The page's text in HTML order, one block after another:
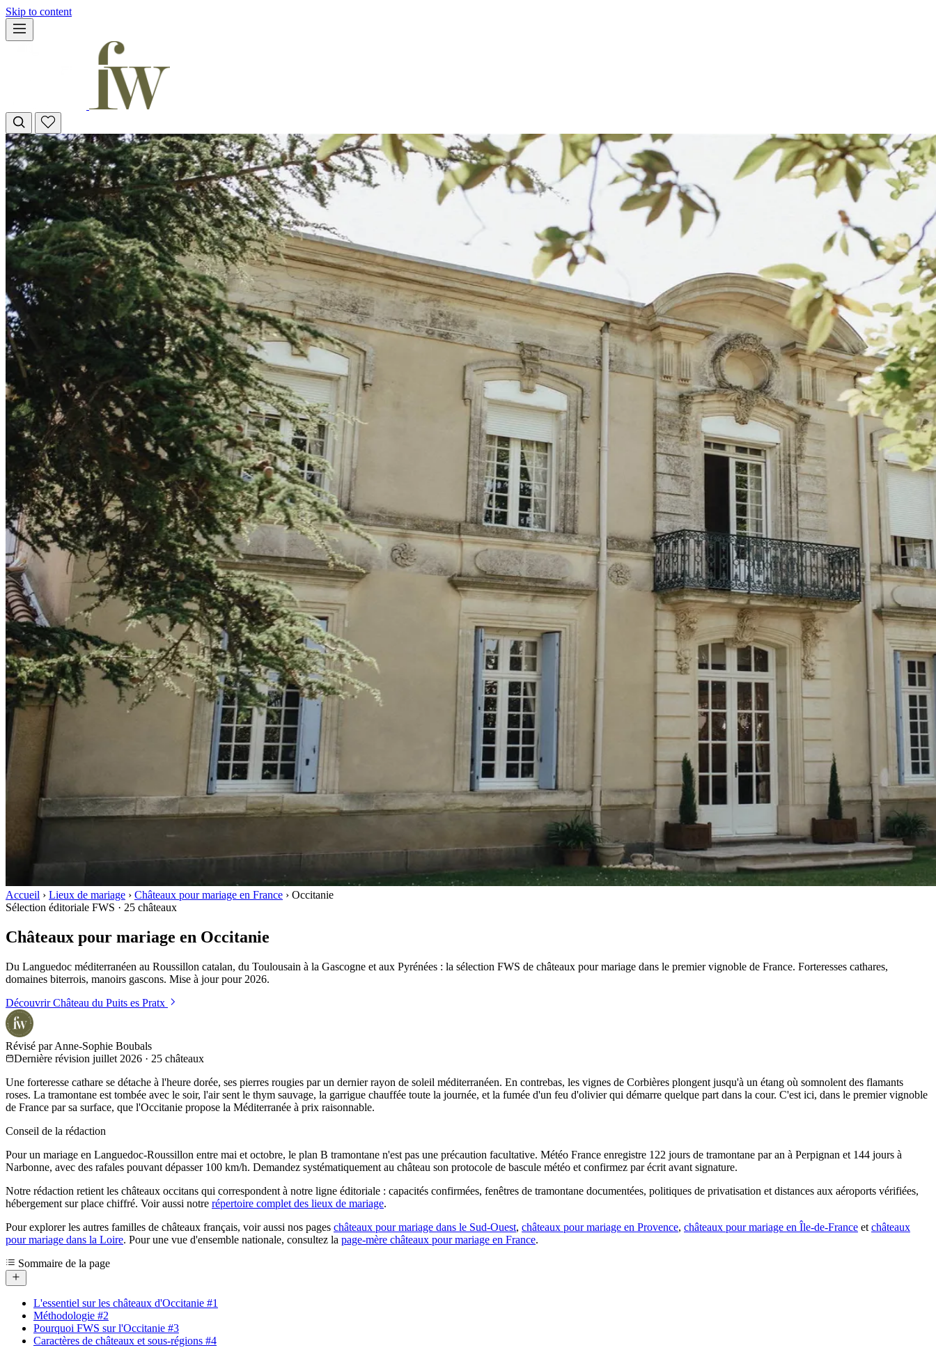
Skip to content
Accueil › Lieux de mariage › Châteaux pour mariage en France › Occitanie
Sélection éditoriale FWS · 25 châteaux
Châteaux pour mariage en Occitanie
Du Languedoc méditerranéen au Roussillon catalan, du Toulousain à la Gascogne et aux Pyrénées : la sélection FWS de châteaux pour mariage dans le premier vignoble de France. Forteresses cathares,
domaines biterrois, manoirs gascons. Mise à jour pour 2026.
DécouvrirChâteau du Puits es Pratx
Révisé par Anne-Sophie Boubals
Dernière révision juillet 2026 · 25 châteaux
Une forteresse cathare se détache à l'heure dorée, ses pierres rougies par un dernier rayon de soleil méditerranéen. En contrebas, les vignes de Corbières plongent jusqu'à un étang où somnolent des flamants
roses. La tramontane est tombée avec le soir, l'air sent le thym sauvage, la garrigue chauffée toute la journée, et la fumée d'un feu d'olivier qui démarre quelque part dans la cour. C'est ici, dans le premier vignoble
de France par sa surface, que l'Occitanie propose la Méditerranée à prix raisonnable.
Conseil de la rédaction
Pour un mariage en Languedoc-Roussillon entre mai et octobre, le plan B tramontane n'est pas une précaution facultative. Météo France enregistre 122 jours de tramontane par an à Perpignan et 144 jours à
Narbonne, avec des rafales pouvant dépasser 100 km/h. Demandez systématiquement au château son protocole de bascule météo et confirmez par écrit avant signature.
Notre rédaction retient les châteaux occitans qui correspondent à notre ligne éditoriale : capacités confirmées, fenêtres de tramontane documentées, politiques de privatisation et distances aux aéroports vérifiées,
hébergement sur place chiffré. Voir aussi notre répertoire complet des lieux de mariage.
Pour explorer les autres familles de châteaux français, voir aussi nos pages châteaux pour mariage dans le Sud-Ouest, châteaux pour mariage en Provence, châteaux pour mariage en Île-de-France et châteaux
pour mariage dans la Loire. Pour une vue d'ensemble nationale, consultez la page-mère châteaux pour mariage en France.
Sommaire de la page
L'essentiel sur les châteaux d'Occitanie #1
Méthodologie #2
Pourquoi FWS sur l'Occitanie #3
Caractères de châteaux et sous-régions #4